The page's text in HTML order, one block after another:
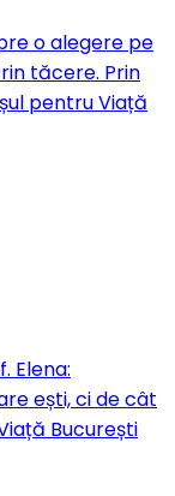
o alegere pe
tăcere. Prin
pentru Viață
Elena:
ești, ci de cât
București